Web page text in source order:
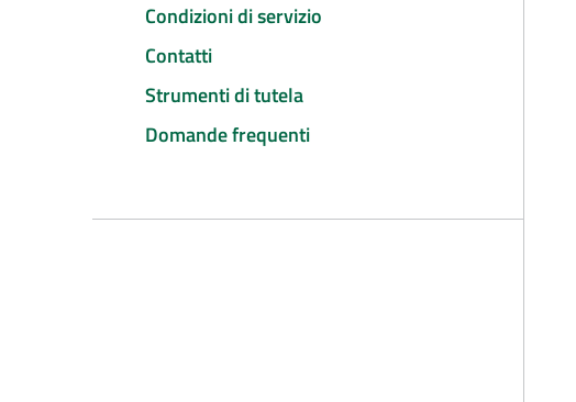
Condizioni di servizio
Contatti
Strumenti di tutela
Domande frequenti